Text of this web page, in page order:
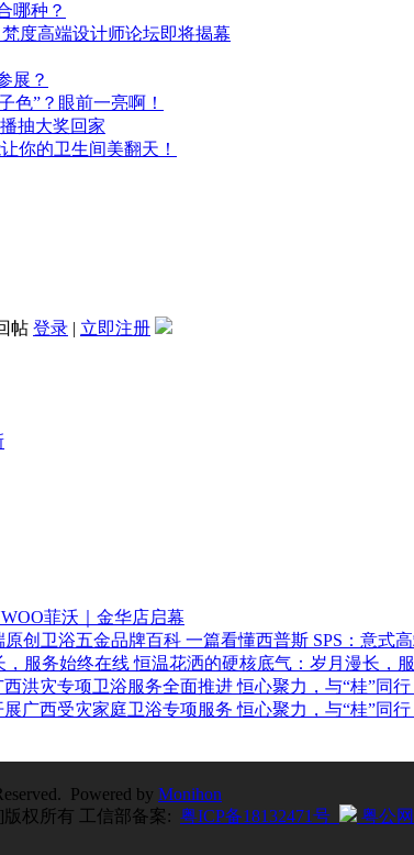
哪种？
度高端设计师论坛即将揭幕
展？
色”？眼前一亮啊！
抽大奖回家
你的卫生间美翻天！
帖 登录 | 立即注册
菲沃｜金华店启幕
一篇看懂西普斯 SPS：意式
恒温花洒的硬核底气：岁月漫长，
恒心聚力，与“桂”同
恒心聚力，与“桂”同
Powered by Monihon
权所有 工信部备案: 粤ICP备18132471号
粤公